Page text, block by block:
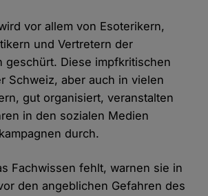
vor allem von Esoterikern,
und Vertretern der
geschürt. Diese impfkritischen
Schweiz, aber auch in vielen
gut organisiert, veranstalten
in den sozialen Medien
durch.
Fachwissen fehlt, warnen sie in
den angeblichen Gefahren des